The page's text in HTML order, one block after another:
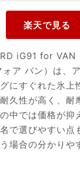
iG91 for VAN
ア バン）は、
にすぐれた氷上
久性が高く、耐
中では価格が抑
で選びやすい点
場合の分かりや